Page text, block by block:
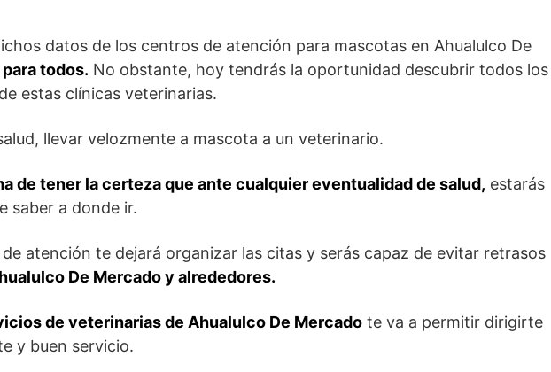
datos de los centros de atención para mascotas en Ahualulco De
todos. No obstante, hoy tendrás la oportunidad descubrir todos los
estas clínicas veterinarias.
llevar velozmente a mascota a un veterinario.
de tener la certeza que ante cualquier eventualidad de salud, estarás
saber a donde ir.
atención te dejará organizar las citas y serás capaz de evitar retrasos
De Mercado y alrededores.
de veterinarias de Ahualulco De Mercado te va a permitir dirigirte
y buen servicio.